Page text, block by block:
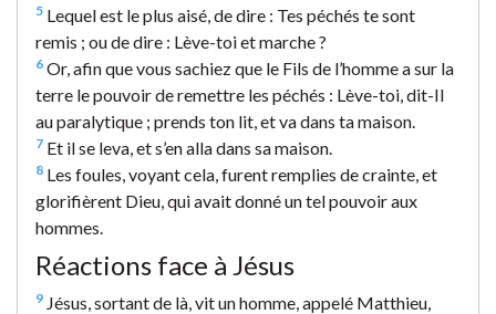
5 Lequel est le plus aisé, de dire : Tes péchés te sont
remis ; ou de dire : Lève-toi et marche ?
6 Or, afin que vous sachiez que le Fils de l’homme a sur la
terre le pouvoir de remettre les péchés : Lève-toi, dit-Il
au paralytique ; prends ton lit, et va dans ta maison.
7 Et il se leva, et s’en alla dans sa maison.
8 Les foules, voyant cela, furent remplies de crainte, et
glorifièrent Dieu, qui avait donné un tel pouvoir aux
hommes.
Réactions face à Jésus
9 Jésus, sortant de là, vit un homme, appelé Matthieu,